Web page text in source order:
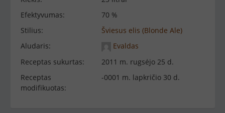
Efektyvumas:
70 %
Stilius:
Šviesus elis (Blonde Ale)
Aludaris:
Evaldas
Receptas sukurtas:
2011 m. rugsėjo 25 d.
Receptas
modifikuotas:
-0001 m. lapkričio 30 d.